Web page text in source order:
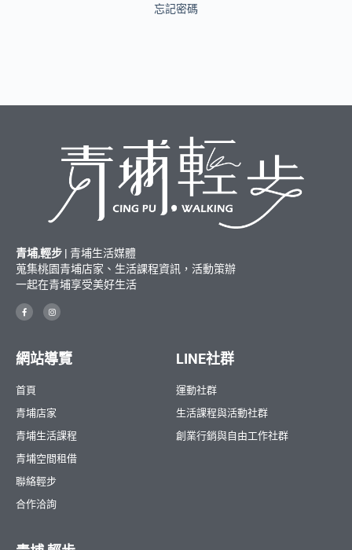
忘記密碼
青埔,輕步 | 青埔生活媒體
蒐集桃園青埔店家、生活課程資訊，活動策辦
一起在青埔享受美好生活
網站導覽
首頁
青埔店家
青埔生活課程
青埔空間租借
聯絡輕步
合作洽詢
LINE社群
運動社群
生活課程與活動社群
創業行銷與自由工作社群